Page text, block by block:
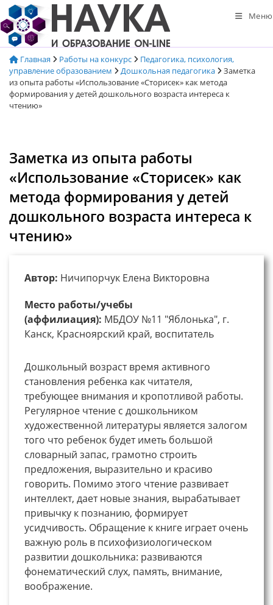
Перейти
к
содержимому
Меню
Главная Работы на конкурс
Педагогика, психология,
управление образованием
Дошкольная педагогика
Заметка
из опыта работы «Использование «Сторисек» как метода
формирования у детей дошкольного возраста интереса к
чтению»
Заметка из опыта работы
«Использование «Сторисек» как
метода формирования у детей
дошкольного возраста интереса к
чтению»
Автор: Ничипорчук Елена Викторовна
Место работы/учебы
(аффилиация): МБДОУ №11 "Яблонька", г.
Канск, Красноярский край, воспитатель
Дошкольный возраст время активного
становления ребенка как читателя,
требующее внимания и кропотливой работы.
Регулярное чтение с дошкольником
художественной литературы является залогом
того что ребенок будет иметь большой
словарный запас, грамотно строить
предложения, выразительно и красиво
говорить. Помимо этого чтение развивает
интеллект, дает новые знания, вырабатывает
привычку к познанию, формирует
усидчивость. Обращение к книге играет очень
важную роль в психофизиологическом
развитии дошкольника: развиваются
фонематический слух, память, внимание,
воображение.